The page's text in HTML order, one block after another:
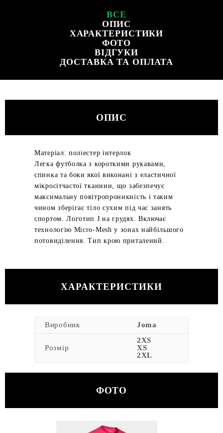
ВСЕ
ОПИС
ХАРАКТЕРИСТИКИ
ФОТО
ВІДГУКИ
ДОСТАВКА ТА ОПЛАТА
ОПИС
Матеріал: поліестер інтерлок
Легка футболка з короткими рукавами,
спинка та боки якої виконані з еластичної
мікросітчастої тканини, що забезпечує
максимальну повітропроникність і таким
чином зберігає тіло сухим під час занять
спортом. Логотип J на грудях. Включає
технологію Micro-Mesh у зонах найбільшого
потовиділення. Тип крою приталений.
ХАРАКТЕРИСТИКИ
Виробник Joma
Розмір
2XS
XS
2XL
ФОТО